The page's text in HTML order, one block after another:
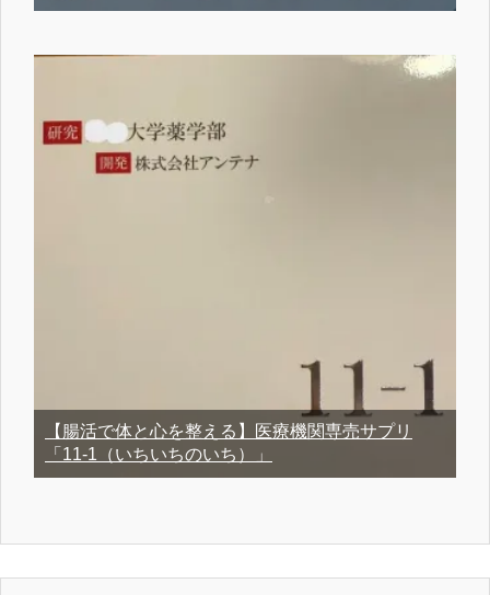
【腸活で体と心を整える】医療機関専売サプリ
「11-1（いちいちのいち）」